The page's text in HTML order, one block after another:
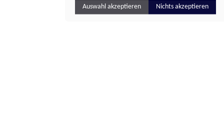
Auswahl akzeptieren Nichts akzeptieren